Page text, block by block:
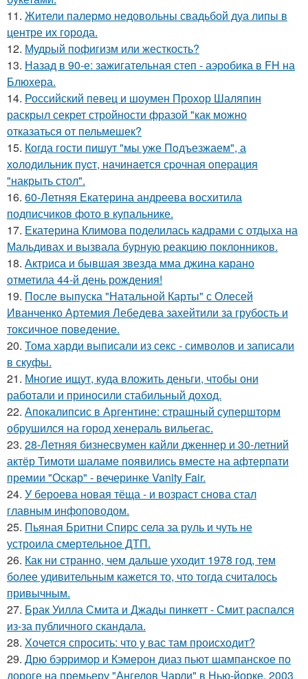
11. Жители палермо недовольны свадьбой дуа липы в
центре их города.
12. Мудрый пофигизм или жесткость?
13. Назад в 90-е: зажигательная степ - аэробика в FH на
Блюхера.
14. Российский певец и шоумен Прохор Шаляпин
раскрыл секрет стройности фразой "как можно
отказаться от пельмешек?
15. Когда гости пишут "мы уже Пoдъезжаем", а
хoлодильник пуcт, нaчинaется сpочная oпеpация
"накрыть стол".
16. 60-Летняя Екатерина андреева восхитила
подписчиков фото в купальнике.
17. Екатерина Климова поделилась кадрами с отдыха на
Мальдивах и вызвала бурную реакцию поклонников.
18. Актриса и бывшая звезда мма джина карано
отметила 44-й день рождения!
19. После выпуска "Натальной Карты" с Олесей
Иванченко Артемия Лебедева захейтили за грубость и
токсичное поведение.
20. Тома харди выписали из секс - символов и записали
в скуфы.
21. Многие ищут, куда вложить деньги, чтобы они
работали и приносили стабильный доход.
22. Апокалипсис в Аргентине: страшный супершторм
обрушился на город хенераль вильегас.
23. 28-Летняя бизнесвумен кайли дженнер и 30-летний
актёр Тимоти шаламе появились вместе на афтерпати
премии "Оскар" - вечеринке Vanity Fair.
24. У бероева новая тёща - и возраст снова стал
главным инфоповодом.
25. Пьяная Бритни Спирс села за руль и чуть не
устроила смертельное ДТП.
26. Как ни странно, чем дальше уходит 1978 год, тем
более удивительным кажется то, что тогда считалось
привычным.
27. Брак Уилла Смита и Джады пинкетт - Смит распался
из-за публичного скандала.
28. Хочется спросить: что у вас там происходит?
29. Дрю бэрримор и Кэмерон диаз пьют шампанское по
дороге на премьеру "Ангелов Чарли" в Нью-йорке, 2003